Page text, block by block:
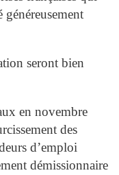
généreusement
seront bien
en novembre
des
d’emploi
démissionnaire